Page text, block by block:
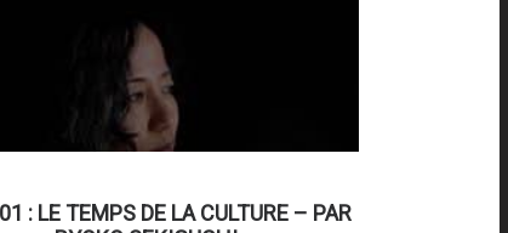
: LE TEMPS DE LA CULTURE – PAR